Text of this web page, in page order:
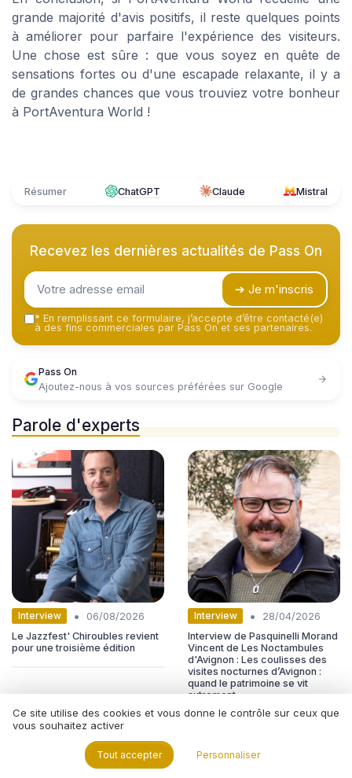
grande majorité d'avis positifs, il reste quelques points
à améliorer pour parfaire l'expérience des visiteurs.
Une chose est sûre : que vous soyez en quête de
sensations fortes ou d'une escapade relaxante, il y a
de grandes chances que vous trouviez votre bonheur
à PortAventura World !
Résumer ChatGPT Claude Mistral
Recevez les dernières actualités de Pass On
➔ Je m'inscris
* En remplissant ce formulaire, j’accepte d’être contacté(e)
à des fins commerciales par Pass On et ses partenaires.
Pass On
Ajoutez-nous à vos sources préférées sur Google
Parole d'experts
Interview •
06/08/2026
Le Jazzfest' Chiroubles revient
pour une troisième édition
Interview •
28/04/2026
Interview de Pasquinelli Morand
Vincent de Les Noctambules
d'Avignon : Les coulisses des
visites nocturnes d’Avignon :
quand le patrimoine se vit
autrement
Ce site utilise des cookies et vous donne le contrôle sur ceux que
vous souhaitez activer
Tout accepter Personnaliser